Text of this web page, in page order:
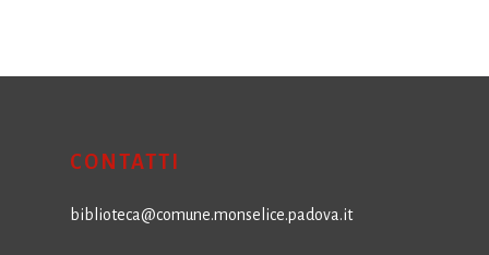
CONTATTI
biblioteca@comune.monselice.padova.it